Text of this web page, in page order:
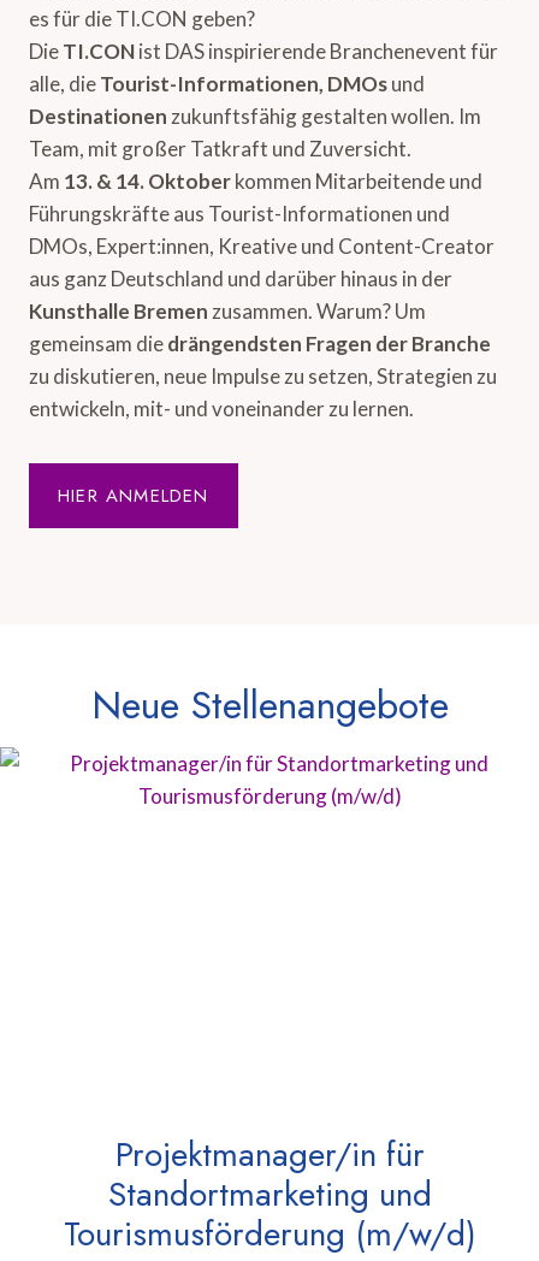
es für die TI.CON geben?
DieTI.CONist DAS inspirierende Branchenevent für
alle, dieTourist-Informationen, DMOsund
Destinationen zukunftsfähig gestalten wollen. Im
Team, mit großer Tatkraft und Zuversicht.
Am 13. & 14. Oktoberkommen Mitarbeitende und
Führungskräfte aus Tourist-Informationen und
DMOs, Expert:innen, Kreative und Content-Creator
aus ganz Deutschland und darüber hinaus in der
Kunsthalle Bremen zusammen. Warum? Um
gemeinsam diedrängendsten Fragen der Branche
zu diskutieren, neue Impulse zu setzen, Strategien zu
entwickeln, mit- und voneinander zu lernen.
HIER ANMELDEN
Neue Stellenangebote
Projektmanager/in für
Standortmarketing und
Tourismusförderung (m/w/d)